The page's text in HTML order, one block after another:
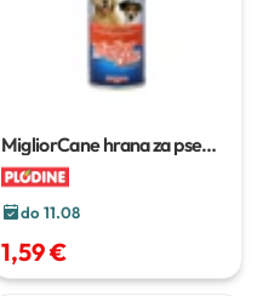
MigliorCane hrana za pse
1250 g
do 11.08
1,59 €